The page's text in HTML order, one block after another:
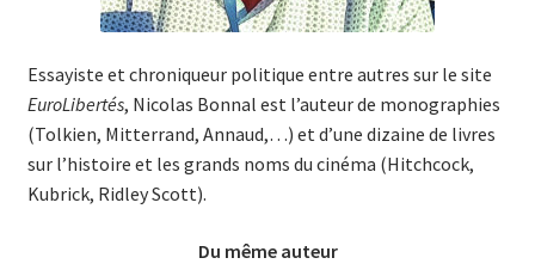
Essayiste et chroniqueur politique entre autres sur le site
EuroLibertés, Nicolas Bonnal est l’auteur de monographies
(Tolkien, Mitterrand, Annaud,…) et d’une dizaine de livres
sur l’histoire et les grands noms du cinéma (Hitchcock,
Kubrick, Ridley Scott).
Du même auteur